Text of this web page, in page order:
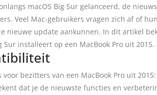
macOS Big Sur gelanceerd, de
Veel Mac-gebruikers vragen zich af of
nieuwe update aankunnen. In dit artikel
Sur installeert op een MacBook Pro uit 2015.
voor bezitters van een MacBook Pro uit
dat je de nieuwste functies en